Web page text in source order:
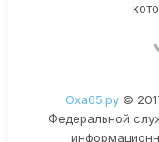
Оха65.ру©
Федеральной